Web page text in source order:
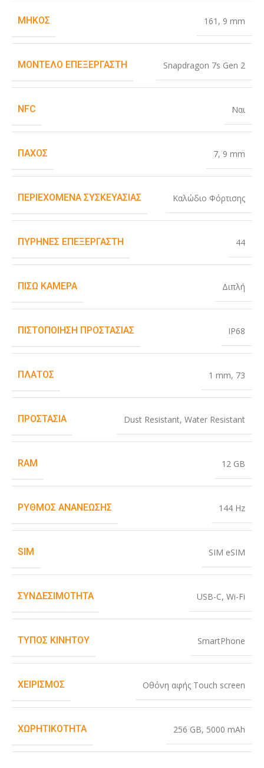
ΜΉΚΟΣ 161 , 9 mm
ΜΟΝΤΈΛΟ ΕΠΕΞΕΡΓΑΣΤΉ Snapdragon 7s Gen 2
NFC Ναι
ΠΆΧΟΣ 7, 9 mm
ΠΕΡΙΕΧΌΜΕΝΑ ΣΥΣΚΕΥΑΣΊΑΣ Καλώδιο Φόρτισης
ΠΥΡΉΝΕΣ ΕΠΕΞΕΡΓΑΣΤΉ 44
ΠΊΣΩ ΚΆΜΕΡΑ Διπλή
ΠΙΣΤΟΠΟΊΗΣΗ ΠΡΟΣΤΑΣΊΑΣ IP68
ΠΛΆΤΟΣ 1 mm, 73
ΠΡΟΣΤΑΣΊΑ Dust Resistant, Water Resistant
RAM 12 GB
ΡΥΘΜΌΣ ΑΝΑΝΈΩΣΗΣ 144 Hz
SIM SIM eSIM
ΣΥΝΔΕΣΙΜΌΤΗΤΑ USB-C, Wi-Fi
ΤΎΠΟΣ ΚΙΝΗΤΟΎ SmartPhone
ΧΕΙΡΙΣΜΌΣ Οθόνη αφής Touch screen
ΧΩΡΗΤΙΚΌΤΗΤΑ 256 GB, 5000 mAh